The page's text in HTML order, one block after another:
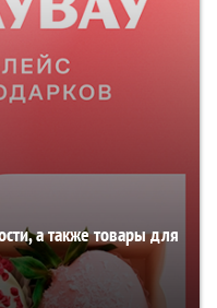
а также товары для